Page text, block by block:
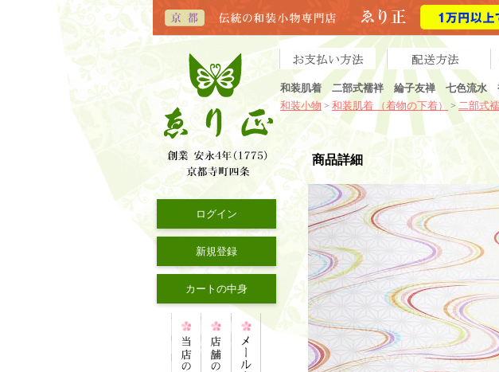
和装肌着 二部式襦袢 綸子友禅 七色流水
和装小物 > 和装肌着 （着物の下着） >二部式
ログイン
新規登録
カートの中身
商品詳細